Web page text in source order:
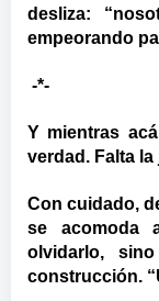
desliza:
empeorando
-*-
Y mientras
verdad. Falta
Con cuidado,
se acomoda
olvidarlo,
construcción.